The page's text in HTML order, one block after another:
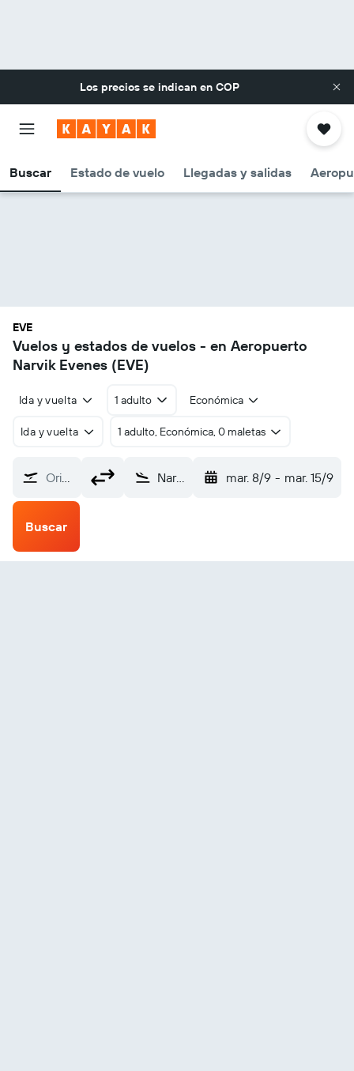
Los precios se indican en COP
Buscar Estado de vuelo Llegadas y salidas
EVE
Vuelos y estados de vuelos - en Aeropuerto
Narvik Evenes (EVE)
Ida y vuelta 1 adulto Económica
Ida y vuelta 1 adulto, Económica, 0 maletas
Origen Narvik Evenes (EVE) mar. 8/9 - mar. 15/9
Buscar